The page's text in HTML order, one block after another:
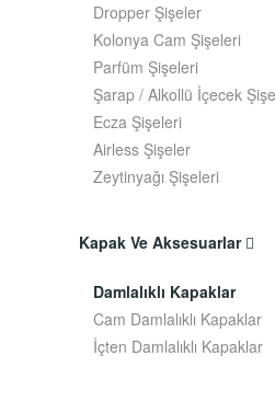
Dropper Şişeler
Kolonya Cam Şişeleri
Parfüm Şişeleri
Şarap / Alkollü İçecek
Ecza Şişeleri
Airless Şişeler
Zeytinyağı Şişeleri
Kapak Ve Aksesuarlar
Damlalıklı Kapaklar
Cam Damlalıklı Kapaklar
İçten Damlalıklı Kapaklar